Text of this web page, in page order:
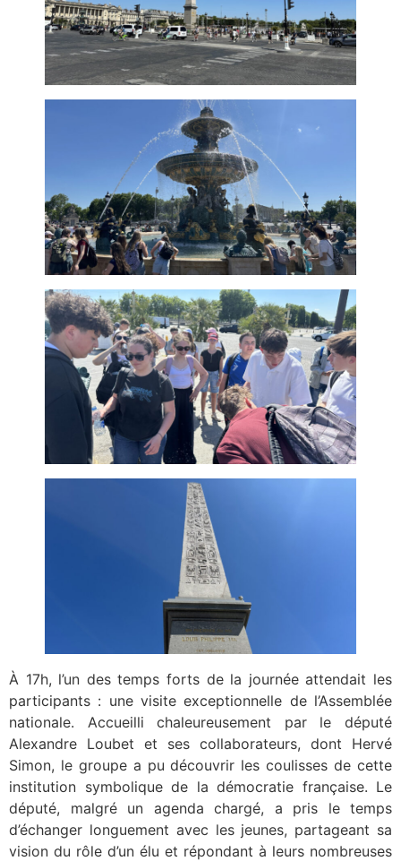
À 17h, l’un des temps forts de la journée attendait les
participants : une visite exceptionnelle de l’Assemblée
nationale. Accueilli chaleureusement par le député
Alexandre Loubet et ses collaborateurs, dont Hervé
Simon, le groupe a pu découvrir les coulisses de cette
institution symbolique de la démocratie française. Le
député, malgré un agenda chargé, a pris le temps
d’échanger longuement avec les jeunes, partageant sa
vision du rôle d’un élu et répondant à leurs nombreuses